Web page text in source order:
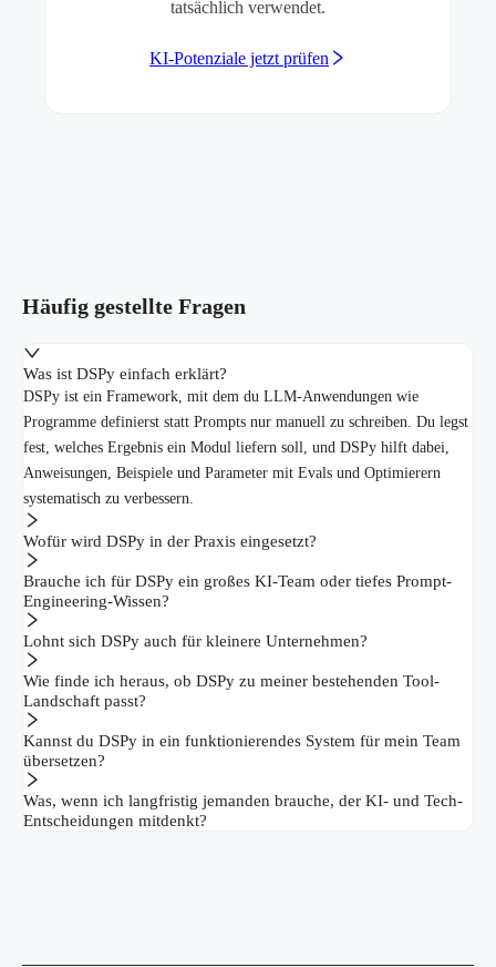
tatsächlich verwendet.
KI-Potenziale jetzt prüfen
Häufig gestellte Fragen
Was ist DSPy einfach erklärt?
DSPy ist ein Framework, mit dem du LLM-Anwendungen wie
Programme definierst statt Prompts nur manuell zu schreiben. Du legst
fest, welches Ergebnis ein Modul liefern soll, und DSPy hilft dabei,
Anweisungen, Beispiele und Parameter mit Evals und Optimierern
systematisch zu verbessern.
Wofür wird DSPy in der Praxis eingesetzt?
Brauche ich für DSPy ein großes KI-Team oder tiefes Prompt-
Engineering-Wissen?
Lohnt sich DSPy auch für kleinere Unternehmen?
Wie finde ich heraus, ob DSPy zu meiner bestehenden Tool-
Landschaft passt?
Kannst du DSPy in ein funktionierendes System für mein Team
übersetzen?
Was, wenn ich langfristig jemanden brauche, der KI- und Tech-
Entscheidungen mitdenkt?